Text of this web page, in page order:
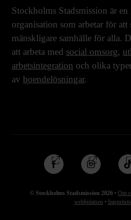
Stockholms Stadsmission är en
organisation som arbetar för att
mänskligare samhälle för alla.
att arbeta med social omsorg,
arbetsintegration och olika
av boendelösningar.
© Stockholms Stadsmission 2026 • Om
webbplatsen •
Följ
oss
Facebook
Följ
oss
Instagram